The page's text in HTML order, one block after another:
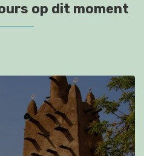
op dit moment